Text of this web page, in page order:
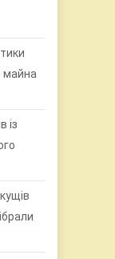
майна
із